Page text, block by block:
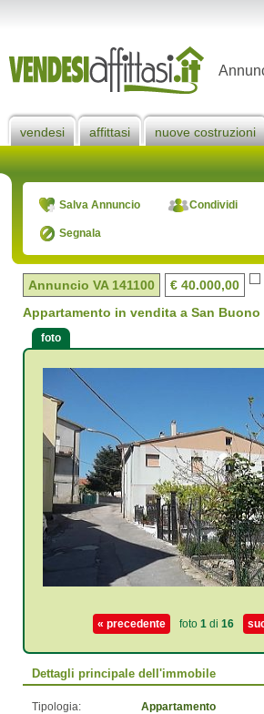
vendesi affittasi nuove costruzioni
Salva Annuncio Condividi
Segnala
Annuncio VA 141100
€ 40.000,00
Appartamento in vendita a San Buono
foto
« precedente foto 1di 16
Dettagli principale dell'immobile
Tipologia: Appartamento